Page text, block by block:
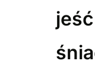
jeść